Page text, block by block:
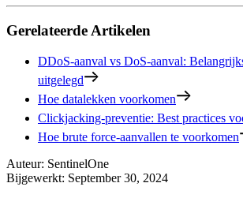
Gerelateerde Artikelen
DDoS-aanval vs DoS-aanval:
uitgelegd
Hoe datalekken voorkomen
Clickjacking-preventie: Best practices
Hoe brute force-aanvallen te voorkomen
Auteur: SentinelOne
Bijgewerkt: September 30, 2024